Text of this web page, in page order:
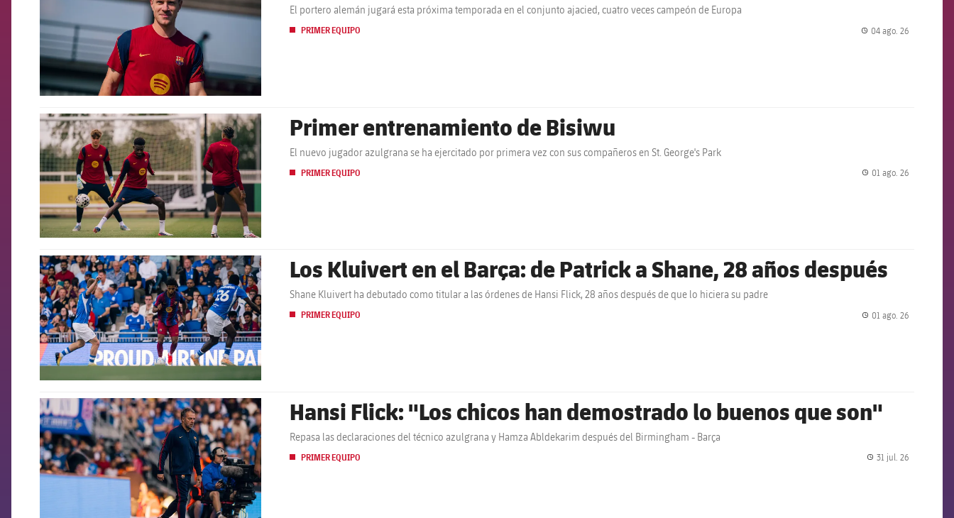
El portero alemán jugará esta próxima temporada en el conjunto ajacied, cuatro veces campeón de Europa
PRIMER EQUIPO 04 ago. 26
FCB Barcelona badge Primer entrenamiento de Bisiwu
El nuevo jugador azulgrana se ha ejercitado por primera vez con sus compañeros en St. George's Park
PRIMER EQUIPO 01 ago. 26
FCB Barcelona badge Los Kluivert en el Barça: de Patrick a Shane, 28 años después
Shane Kluivert ha debutado como titular a las órdenes de Hansi Flick, 28 años después de que lo hiciera su padre
PRIMER EQUIPO 01 ago. 26
FCB Barcelona badge Hansi Flick: "Los chicos han demostrado lo buenos que son"
Repasa las declaraciones del técnico azulgrana y Hamza Abldekarim después del Birmingham - Barça
PRIMER EQUIPO 31 jul. 26